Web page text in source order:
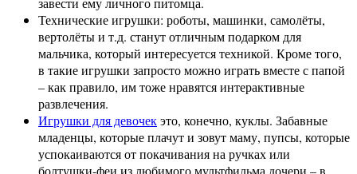
Технические игрушки: роботы, машинки, самолёты,
вертолёты и т.д. станут отличным подарком для
мальчика, который интересуется техникой. Кроме того,
в такие игрушки запросто можно играть вместе с папой
– как правило, им тоже нравятся интерактивные
развлечения.
Игрушки для девочекэто, конечно, куклы. Забавные
младенцы, которые плачут и зовут маму, пупсы, которые
успокаиваются от покачивания на ручках или
болтушки-феи из любимого мультфильма дочери – в